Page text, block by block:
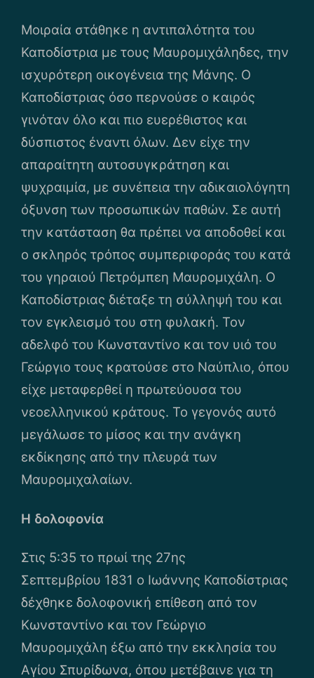
Μοιραία στάθηκε η αντιπαλότητα του
Καποδίστρια με τους Μαυρομιχάληδες, την
ισχυρότερη οικογένεια της Μάνης. Ο
Καποδίστριας όσο περνούσε ο καιρός
γινόταν όλο και πιο ευερέθιστος και
δύσπιστος έναντι όλων. Δεν είχε την
απαραίτητη αυτοσυγκράτηση και
ψυχραιμία, με συνέπεια την αδικαιολόγητη
όξυνση των προσωπικών παθών. Σε αυτή
την κατάσταση θα πρέπει να αποδοθεί και
ο σκληρός τρόπος συμπεριφοράς του κατά
του γηραιού Πετρόμπεη Μαυρομιχάλη. Ο
Καποδίστριας διέταξε τη σύλληψή του και
τον εγκλεισμό του στη φυλακή. Τον
αδελφό του Κωνσταντίνο και τον υιό του
Γεώργιο τους κρατούσε στο Ναύπλιο, όπου
είχε μεταφερθεί η πρωτεύουσα του
νεοελληνικού κράτους. Το γεγονός αυτό
μεγάλωσε το μίσος και την ανάγκη
εκδίκησης από την πλευρά των
Μαυρομιχαλαίων.
Η δολοφονία
Στις 5:35 το πρωί της 27ης
Σεπτεμβρίου 1831 ο Ιωάννης Καποδίστριας
δέχθηκε δολοφονική επίθεση από τον
Κωνσταντίνο και τον Γεώργιο
Μαυρομιχάλη έξω από την εκκλησία του
Αγίου Σπυρίδωνα, όπου μετέβαινε για τη